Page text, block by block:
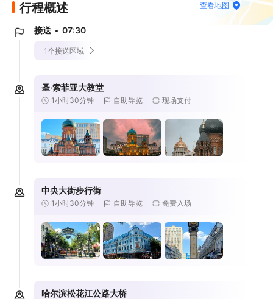
行程概述 查看地图
接送 07:30
1个接送区域
圣·索菲亚大教堂
1小时30分钟 自助导览 现场支付
中央大街步行街
1小时30分钟 自助导览 免费入场
哈尔滨松花江公路大桥